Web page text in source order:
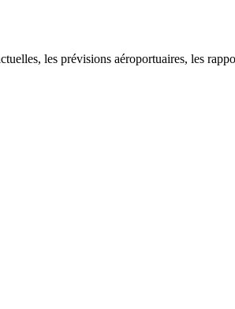
les prévisions aéroportuaires, les